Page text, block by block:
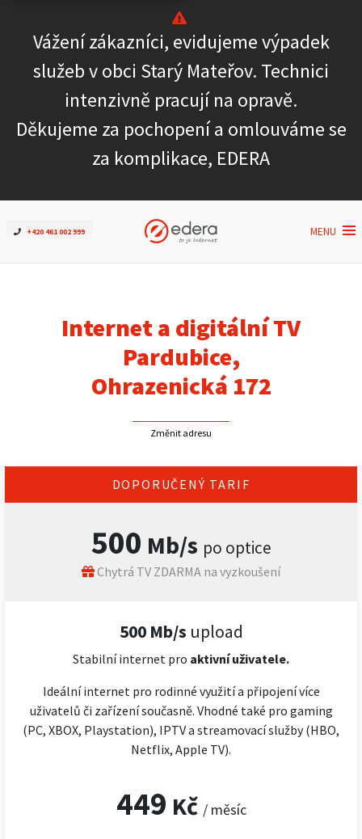
Vážení zákazníci, evidujeme výpadek
služeb v obci Starý Mateřov. Technici
intenzivně pracují na opravě.
Děkujeme za pochopení a omlouváme se
za komplikace, EDERA
+420 461 002 999 MENU
Ověřit dostupnost
Internet
ČEZNET TV
Podpora
Pro firmy
Internet a digitální TV
Pardubice,
Ohrazenická 172
Změnit adresu
DOPORUČENÝ TARIF
500 Mb/s po optice
Chytrá TV ZDARMA na vyzkoušení
500 Mb/s upload
Stabilní internet pro aktivní uživatele.
Ideální internet pro rodinné využití a připojení více
uživatelů či zařízení současně. Vhodné také pro gaming
(PC, XBOX, Playstation), IPTV a streamovací služby (HBO,
Netflix, Apple TV).
449 Kč / měsíc